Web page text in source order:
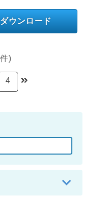
ウンロード
)
4